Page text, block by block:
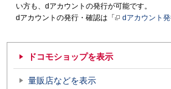
い方も、dアカウントの発行が可能です。
dアカウントの発行・確認は「
dアカウント
ドコモショップを表示
量販店などを表示